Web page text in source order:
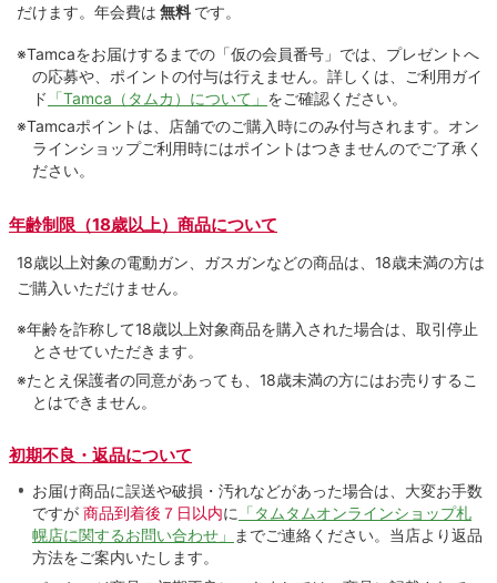
だけます。 年会費は 無料 です。
※Tamcaをお届けするまでの「仮の会員番号」では、プレゼントへ
の応募や、ポイントの付与は⾏えません。詳しくは、ご利⽤ガイ
ド 「Tamca（タムカ）について」 をご確認ください。
※Tamcaポイントは、店舗でのご購⼊時にのみ付与されます。オン
ラインショップご利用時にはポイントはつきませんのでご了承く
ださい。
年齢制限（18歳以上）商品について
18歳以上対象の電動ガン、ガスガンなどの商品は、18歳未満の方は
ご購入いただけません。
※年齢を詐称して18歳以上対象商品を購入された場合は、取引停止
とさせていただきます。
※たとえ保護者の同意があっても、18歳未満の方にはお売りするこ
とはできません。
初期不良・返品について
お届け商品に誤送や破損・汚れなどがあった場合は、大変お手数
ですが 商品到着後７日以内に 「タムタムオンラインショップ札
幌店に関するお問い合わせ」
までご連絡ください。当店より返品
方法をご案内いたします。